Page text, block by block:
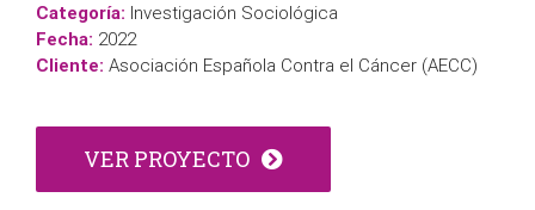
Categoría: Investigación Sociológica
Fecha: 2022
Cliente: Asociación Española Contra el Cáncer (AECC)
VER PROYECTO